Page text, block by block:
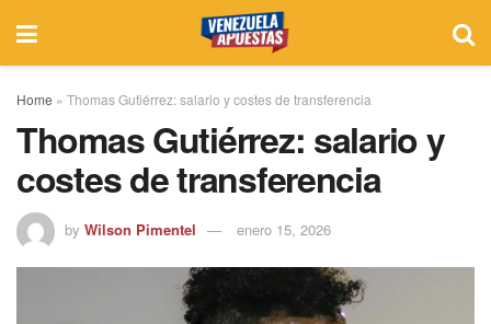
Home » Thomas Gutiérrez: salario y costes de transferencia
Thomas Gutiérrez: salario y
costes de transferencia
by Wilson Pimentel enero 15, 2026